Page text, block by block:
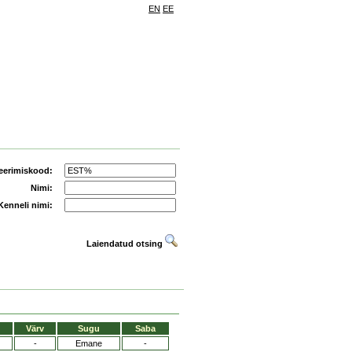
EN EE
Nimi:
nimi:
Laiendatud otsing
Värv Sugu
Saba
- Emane -